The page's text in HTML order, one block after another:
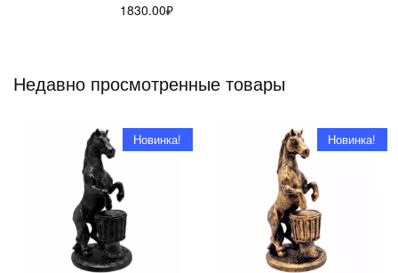
1830.00₽
Недавно просмотренные товары
Новинка! Новинка!